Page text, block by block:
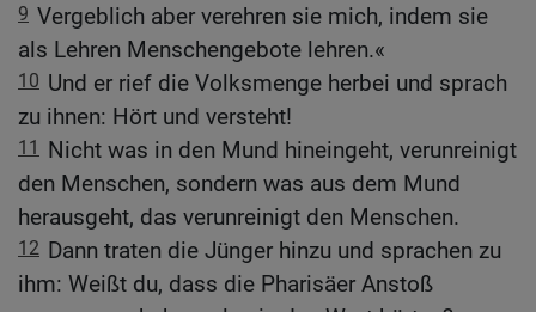
9 Vergeblich aber verehren sie mich, indem sie
als Lehren Menschengebote lehren.«
10 Und er rief die Volksmenge herbei und sprach
zu ihnen: Hört und versteht!
11 Nicht was in den Mund hineingeht, verunreinigt
den Menschen, sondern was aus dem Mund
herausgeht, das verunreinigt den Menschen.
12 Dann traten die Jünger hinzu und sprachen zu
ihm: Weißt du, dass die Pharisäer Anstoß